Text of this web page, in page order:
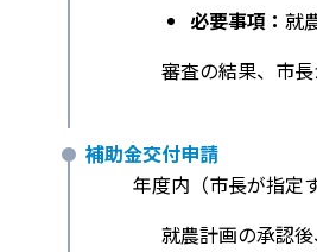
必要事項： 就
審査の結果、市
補助金交付申請
年度内（市長が指定
就農計画の承認後